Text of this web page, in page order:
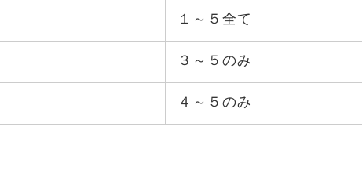
１～５全て
３～５のみ
４～５のみ